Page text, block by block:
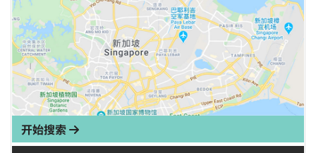
开始搜索